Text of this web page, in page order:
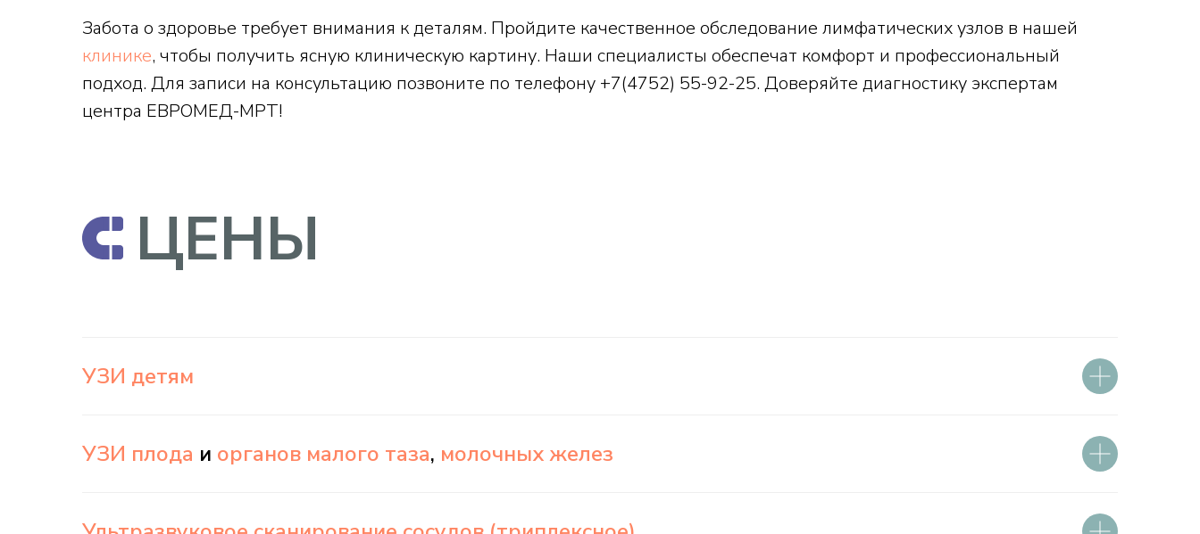
Забота о здоровье требует внимания к деталям. Пройдите качественное обследование лимфатических узлов в нашей
клинике, чтобы получить ясную клиническую картину. Наши специалисты обеспечат комфорт и профессиональный
подход. Для записи на консультацию позвоните по телефону +7(4752) 55-92-25. Доверяйте диагностику экспертам
центра ЕВРОМЕД-МРТ!
ЦЕНЫ
УЗИ детям
УЗИ плода и органов малого таза, молочных желез